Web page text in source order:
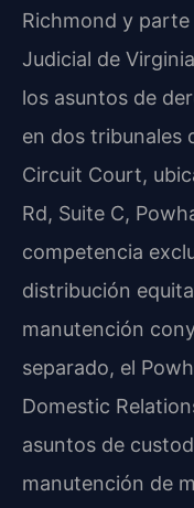
Richmond y
Judicial de
los asuntos de
en dos tribunales
Circuit Court,
Rd, Suite C,
competencia
distribución
manutención
separado, el
Domestic
asuntos de
manutención de